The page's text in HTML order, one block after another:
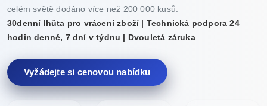
celém světě dodáno více než 200 000 kusů.
30denní lhůta pro vrácení zboží | Technická podpora 24
hodin denně, 7 dní v týdnu | Dvouletá záruka
Vyžádejte si cenovou nabídku